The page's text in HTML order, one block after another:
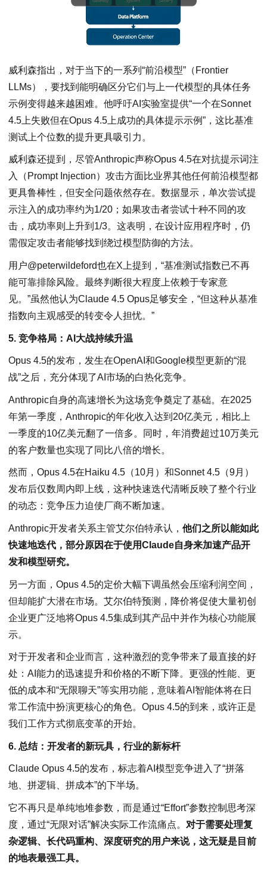
威利森指出，对于当下的一系列“前沿模型”（Frontier
LLMs），要找到能明确区分它们与上一代模型的具体任务
示例变得越来越困难。他呼吁AI实验室提供“一个在Sonnet
4.5上失败但在Opus 4.5上成功的具体提示示例”，这比基准
测试上个位数的提升更具吸引力。
威利森还提到，尽管Anthropic声称Opus 4.5在对抗提示词注
入（Prompt Injection）攻击方面比业界其他任何前沿模型都
更具鲁棒性，但安全问题依然存在。数据显示，单次尝试提
示注入的成功率约为1/20；如果攻击者尝试十种不同的攻
击，成功率则上升到1/3。这表明，在设计应用程序时，仍
需假定攻击者能够找到绕过模型防御的方法。
用户@peterwildeford也在X上提到，“基准测试指数已不再
能可靠排除风险。最终判断很大程度上依赖于专家意
见。”虽然他认为Claude 4.5 Opus足够安全，“但这种从基准
指数向主观感受的转变令人担忧。”
5. 竞争格局：AI大战持续升温
Opus 4.5的发布，发生在OpenAI和Google模型更新的“混
战”之后，充分体现了AI市场的白热化竞争。
Anthropic自身的高速增长为这场竞争奠定了基础。在2025
年第一季度，Anthropic的年化收入达到20亿美元，相比上
一季度的10亿美元翻了一倍多。同时，年消费超过10万美元
的客户数量也实现了同比八倍的增长。
然而，Opus 4.5在Haiku 4.5（10月）和Sonnet 4.5（9月）
发布后仅数周内即上线，这种快速迭代清晰反映了整个行业
的动态：竞争压力迫使厂商不断加速。
Anthropic开发者关系主管艾尔伯特承认， 他们之所以能如此
快速地迭代，部分原因在于使用Claude自身来加速产品开
发和模型研究。
另一方面，Opus 4.5的定价大幅下调虽然会压缩利润空间，
但却能扩大潜在市场。艾尔伯特预测，降价将促使大量初创
企业更广泛地将Opus 4.5集成到其产品中并作为核心功能展
示。
对于开发者和企业而言，这种激烈的竞争带来了最直接的好
处：AI能力的迅速提升和价格的不断下降。更强的性能、更
低的成本和“无限聊天”等实用功能，意味着AI智能体将在日
常工作流中扮演更核心的角色。Opus 4.5的到来，或许正是
我们工作方式彻底变革的开始。
6. 总结：开发者的新玩具，行业的新标杆
Claude Opus 4.5的发布，标志着AI模型竞争进入了“拼落
地、拼逻辑、拼成本”的下半场。
它不再只是单纯地堆参数，而是通过“Effort”参数控制思考深
度，通过“无限对话”解决实际工作流痛点。 对于需要处理复
杂逻辑、长代码重构、深度研究的用户来说，这无疑是目前
的地表最强工具。